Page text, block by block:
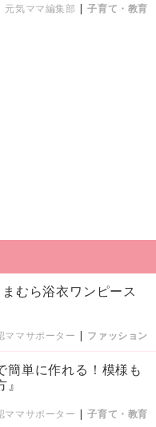
元気ママ編集部 |子育て・教育
まむら浴衣ワンピース
マサポーター | ファッション
簡単に作れる！模様も
マサポーター |子育て・教育